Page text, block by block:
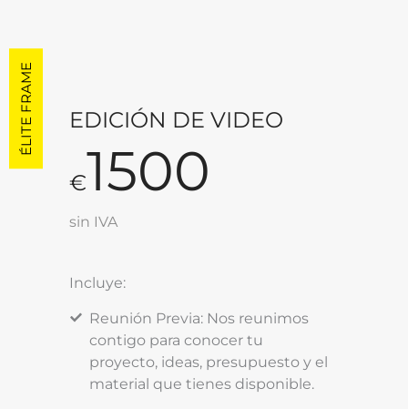
ÉLITE FRAME EDICIÓN DE VIDEO
€1500
sin IVA
Incluye:
Reunión Previa: Nos reunimos
contigo para conocer tu
proyecto, ideas, presupuesto y el
material que tienes disponible.